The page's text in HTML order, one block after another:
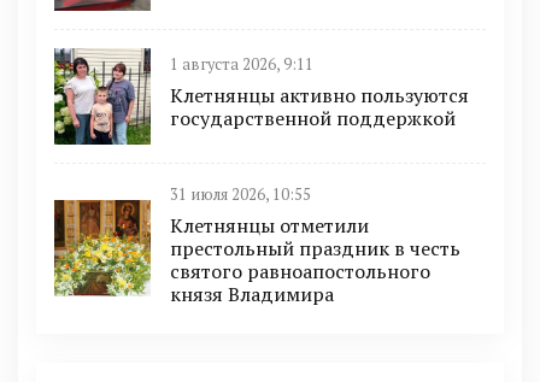
1 августа 2026, 9:11
Клетнянцы активно пользуются
государственной поддержкой
31 июля 2026, 10:55
Клетнянцы отметили
престольный праздник в честь
святого равноапостольного
князя Владимира